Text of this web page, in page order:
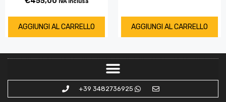
AGGIUNGI AL CARRELLO AGGIUNGI AL CARRELLO
+39 3482736925